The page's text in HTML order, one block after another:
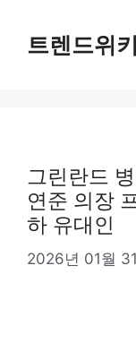
트렌드위키
그린란드
연준 의장
하 유대인
2026년 01월